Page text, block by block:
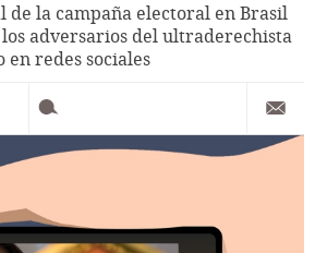
de la campaña electoral en Brasil
los adversarios del ultraderechista
en redes sociales